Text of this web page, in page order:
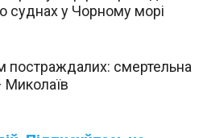
суднах у Чорному морі
постраждалих: смертельна
Миколаїв